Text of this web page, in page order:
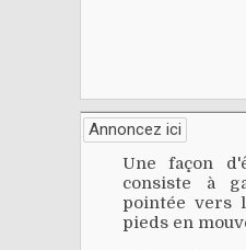
Annoncez ici
Une façon
consiste à
pointée vers
pieds en